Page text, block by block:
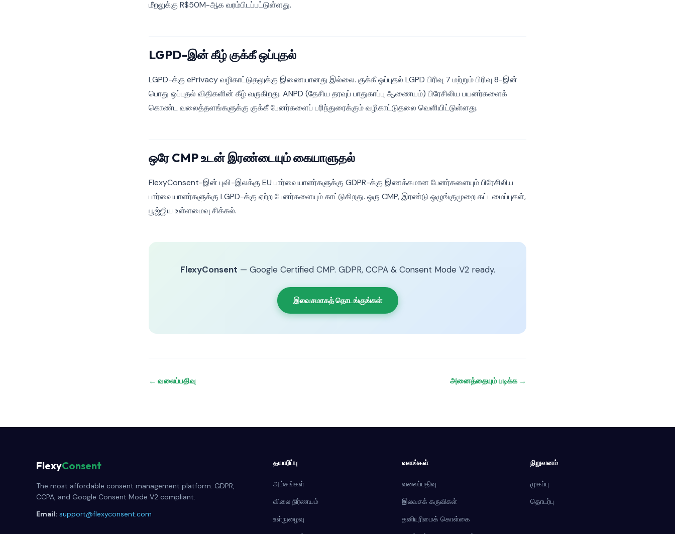
மீறலுக்கு R$50M-ஆக வரம்பிடப்பட்டுள்ளது.
LGPD-இன் கீழ் குக்கீ ஒப்புதல்
LGPD-க்கு ePrivacy வழிகாட்டுதலுக்கு இணையானது இல்லை. குக்கீ ஒப்புதல் LGPD பிரிவு 7 மற்றும் பிரிவு 8-இன்
பொது ஒப்புதல் விதிகளின் கீழ் வருகிறது. ANPD (தேசிய தரவுப் பாதுகாப்பு ஆணையம்) பிரேசிலிய பயனர்களைக்
கொண்ட வலைத்தளங்களுக்கு குக்கீ பேனர்களைப் பரிந்துரைக்கும் வழிகாட்டுதலை வெளியிட்டுள்ளது.
ஒரே CMP உடன் இரண்டையும் கையாளுதல்
FlexyConsent-இன் புவி-இலக்கு EU பார்வையாளர்களுக்கு GDPR-க்கு இணக்கமான பேனர்களையும் பிரேசிலிய
பார்வையாளர்களுக்கு LGPD-க்கு ஏற்ற பேனர்களையும் காட்டுகிறது. ஒரு CMP, இரண்டு ஒழுங்குமுறை கட்டமைப்புகள்,
பூஜ்ஜிய உள்ளமைவு சிக்கல்.
FlexyConsent — Google Certified CMP. GDPR, CCPA & Consent Mode V2 ready.
இலவசமாகத் தொடங்குங்கள்
← வலைப்பதிவு அனைத்தையும் படிக்க →
FlexyConsent
The most affordable consent management platform. GDPR,
CCPA, and Google Consent Mode V2 compliant.
Email: support@flexyconsent.com
தயாரிப்பு
அம்சங்கள்
விலை நிர்ணயம்
உள்நுழைவு
வளங்கள்
வலைப்பதிவு
இலவசக் கருவிகள்
தனியுரிமைக் கொள்கை
நிறுவனம்
முகப்பு
தொடர்பு